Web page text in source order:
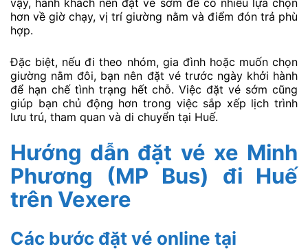
vậy, hành khách nên đặt vé sớm để có nhiều lựa chọn
hơn về giờ chạy, vị trí giường nằm và điểm đón trả phù
hợp.
Đặc biệt, nếu đi theo nhóm, gia đình hoặc muốn chọn
giường nằm đôi, bạn nên đặt vé trước ngày khởi hành
để hạn chế tình trạng hết chỗ. Việc đặt vé sớm cũng
giúp bạn chủ động hơn trong việc sắp xếp lịch trình
lưu trú, tham quan và di chuyển tại Huế.
Hướng dẫn đặt vé xe Minh
Phương (MP Bus) đi Huế
trên Vexere
Các bước đặt vé online tại